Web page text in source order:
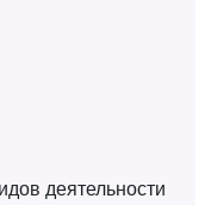
деятельности